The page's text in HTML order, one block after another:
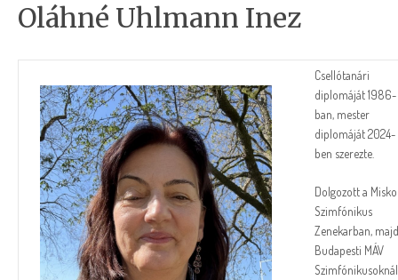
Oláhné Uhlmann Inez
Csellótanári
diplomáját 1986-
ban, mester
diplomáját 2024-
ben szerezte.
Dolgozott a
Szimfónikus
Zenekarban,
Budapesti MÁV